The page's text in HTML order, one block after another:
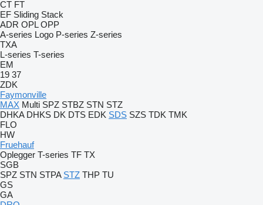
CT FT
EF Sliding Stack
ADR OPL OPP
A-series Logo P-series Z-series
TXA
L-series T-series
EM
19 37
ZDK
Faymonville
MAX Multi SPZ STBZ STN STZ
DHKA DHKS DK DTS EDK SDS SZS TDK TMK
FLO
HW
Fruehauf
Oplegger T-series TF TX
SGB
SPZ STN STPA STZ THP TU
GS
GA